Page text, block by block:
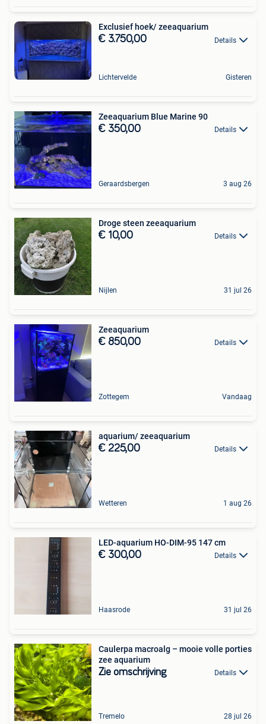
Exclusief hoek/ zeeaquarium
€ 3.750,00 Details
Lichtervelde Gisteren
Zeeaquarium Blue Marine 90
€ 350,00 Details
Geraardsbergen 3 aug 26
Droge steen zeeaquarium
€ 10,00 Details
Nijlen 31 jul 26
Zeeaquarium
€ 850,00 Details
Zottegem Vandaag
aquarium/ zeeaquarium
€ 225,00 Details
Wetteren 1 aug 26
LED-aquarium HO-DIM-95 147 cm
€ 300,00 Details
Haasrode 31 jul 26
Caulerpa macroalg – mooie volle porties
zee aquarium
Zie omschrijving Details
Tremelo 28 jul 26